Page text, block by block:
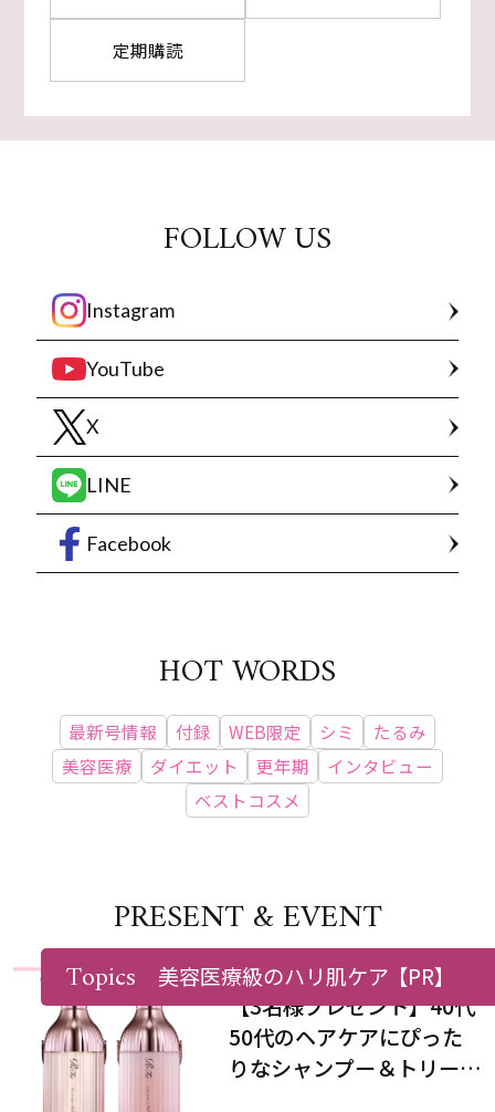
定期購読
FOLLOW US
Instagram
YouTube
X
LINE
Facebook
HOT WORDS
最新号情報 付録 WEB限定 シミ
たるみ
美容医療
ダイエット 更年期
インタビュー
ベストコスメ
PRESENT & EVENT
【3名様プレゼント】40代
50代のヘアケアにぴった
りなシャンプー＆トリート
Topics 美容医療級のハリ肌ケア【PR】